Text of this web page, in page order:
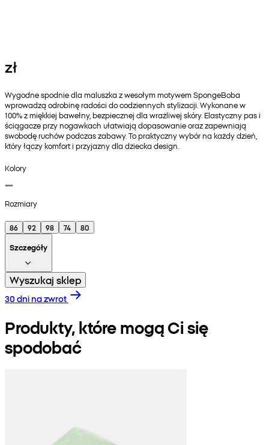
zł
Wygodne spodnie dla maluszka z wesołym motywem SpongeBoba
wprowadzą odrobinę radości do codziennych stylizacji. Wykonane w
100% z miękkiej bawełny, bezpiecznej dla wrażliwej skóry. Elastyczny pas i
ściągacze przy nogawkach ułatwiają dopasowanie oraz zapewniają
swobodę ruchów podczas zabawy. To praktyczny wybór na każdy dzień,
który łączy komfort i przyjazny dla dziecka design.
Kolory
Rozmiary
86 92 98 74
80
Szczegóły
Wyszukaj sklep
30 dni na zwrot
Produkty, które mogą Ci się
spodobać